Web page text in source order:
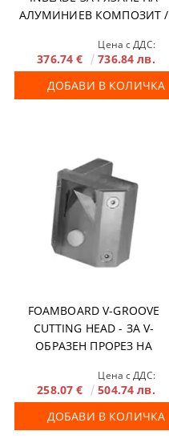
АЛУМИНИЕВ КОМПОЗИТ /
Цена с ДДС:
376.74 €
736.84 лв.
ДОБАВИ В КОЛИЧКА
FOAMBOARD V-GROOVE
CUTTING HEAD - ЗА V-
ОБРАЗЕН ПРОРЕЗ НА
Цена с ДДС:
258.07 €
504.74 лв.
ДОБАВИ В КОЛИЧКА